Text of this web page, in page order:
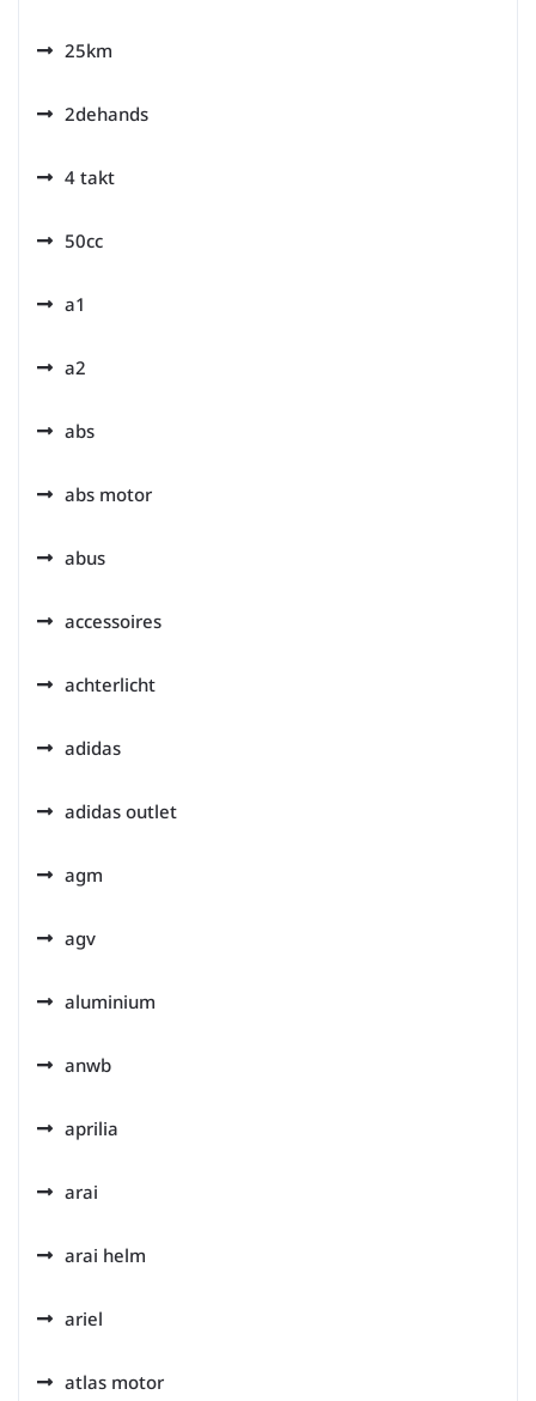
25km
2dehands
4 takt
50cc
a1
a2
abs
abs motor
abus
accessoires
achterlicht
adidas
adidas outlet
agm
agv
aluminium
anwb
aprilia
arai
arai helm
ariel
atlas motor